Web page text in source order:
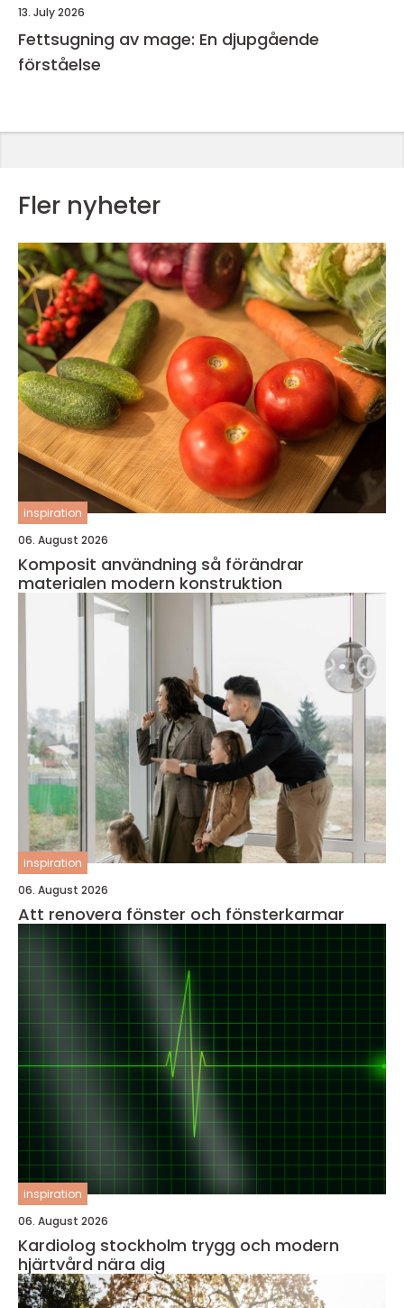
13. July 2026
Fettsugning av mage: En djupgående
förståelse
Fler nyheter
inspiration
06. August 2026
Komposit användning så förändrar
materialen modern konstruktion
inspiration
06. August 2026
Att renovera fönster och fönsterkarmar
inspiration
06. August 2026
Kardiolog stockholm trygg och modern
hjärtvård nära dig